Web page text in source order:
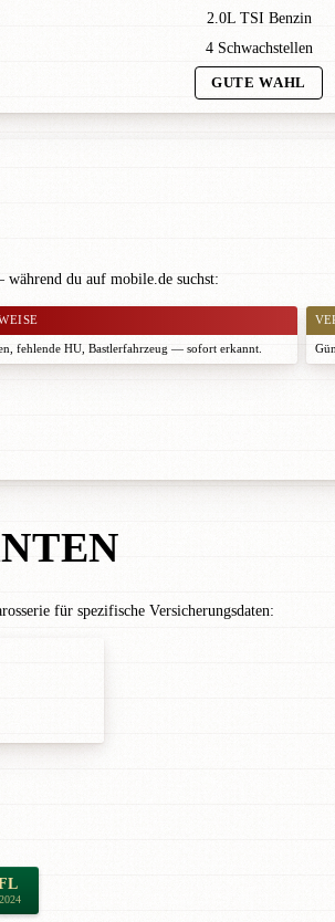
2.0L TSI Benzin
4 Schwachstellen
GUTE WAHL
du auf mobile.de suchst:
fehlende HU, Bastlerfahrzeug — sofort erkannt.
für spezifische Versicherungsdaten: